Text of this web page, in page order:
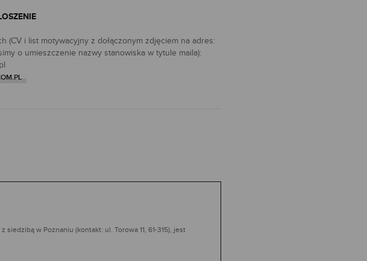
i list motywacyjny z dołączonym zdjęciem na adres:
o umieszczenie nazwy stanowiska w tytule maila):
w Poznaniu (kontakt: ul. Torowa 11, 61-315), jest